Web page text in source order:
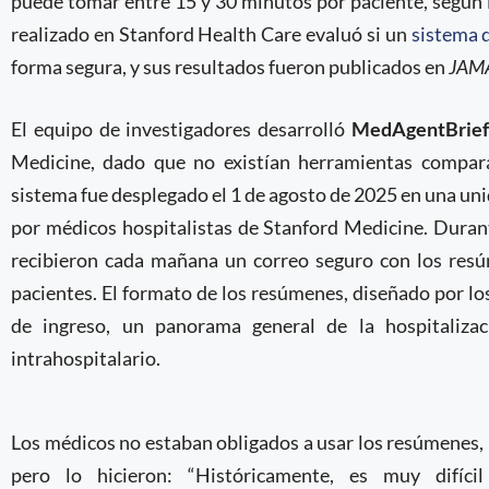
realizado en Stanford Health Care evaluó si un sistema
forma segura, y sus resultados fueron publicados en
El equipo de investigadores desarrolló MedAgentBrief
Medicine, dado que no existían herramientas
sistema fue desplegado el 1 de agosto de 2025 en una
por médicos hospitalistas de Stanford Medicine.
recibieron cada mañana un correo seguro con los
pacientes. El formato de los resúmenes, diseñado por
de ingreso, un panorama general de la
intrahospitalario.
Los médicos no estaban obligados a usar los resúmenes,
pero lo hicieron: “Históricamente, es muy difícil